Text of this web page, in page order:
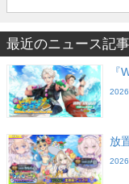
最近のニュース記事
放